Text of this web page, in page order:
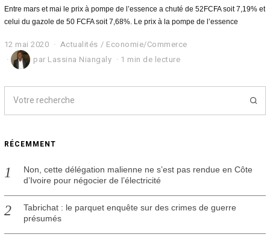
Entre mars et mai le prix à pompe de l’essence a chuté de 52FCFA soit 7,19% et
celui du gazole de 50 FCFA soit 7,68%. Le prix à la pompe de l’essence
12 mai 2020
i
2
Actualités / Economie/Commerce
par Lassina Niangaly 1 min de lecture
RÉCEMMENT
Non, cette délégation malienne ne s’est pas rendue en Côte
d’Ivoire pour négocier de l’électricité
Tabrichat : le parquet enquête sur des crimes de guerre
présumés